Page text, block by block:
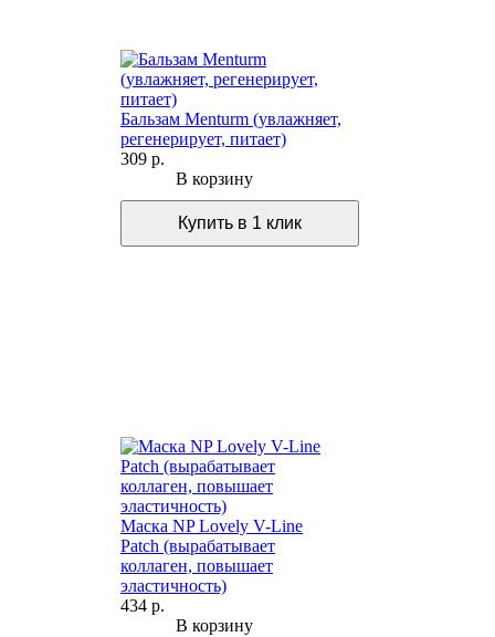
Бальзам Menturm (увлажняет,
регенерирует, питает)
309 р.
В корзину
Маска NP Lovely V-Line
Patch (вырабатывает
коллаген, повышает
эластичность)
434 р.
В корзину